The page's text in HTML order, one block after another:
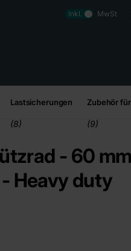
Inkl. MwSt
Lastsicherungen
(8)
Zubehör
(9)
- 60
Heavy duty